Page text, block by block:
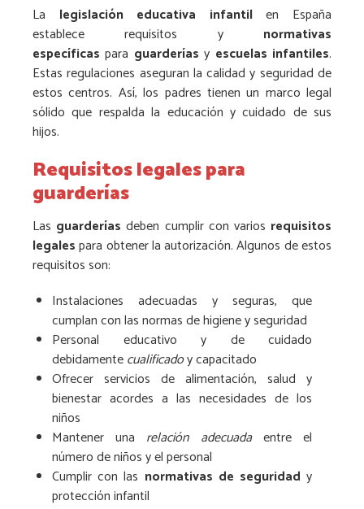
La legislación educativa infantilen España
establece requisitos y normativas
específicas para guarderías y escuelas infantiles.
Estas regulaciones aseguran la calidad y seguridad de
estos centros. Así, los padres tienen un marco legal
sólido que respalda la educación y cuidado de sus
hijos.
Requisitos legales para
guarderías
Las guarderías deben cumplir con varios requisitos
legalespara obtener la autorización. Algunos de estos
requisitos son:
Instalaciones adecuadas y seguras, que
cumplan con las normas de higiene y seguridad
Personal educativo y de cuidado
debidamentecualificadoy capacitado
Ofrecer servicios de alimentación, salud y
bienestar acordes a las necesidades de los
niños
Mantener una relación adecuadaentre el
número de niños y el personal
Cumplir con las normativas de seguridad y
protección infantil